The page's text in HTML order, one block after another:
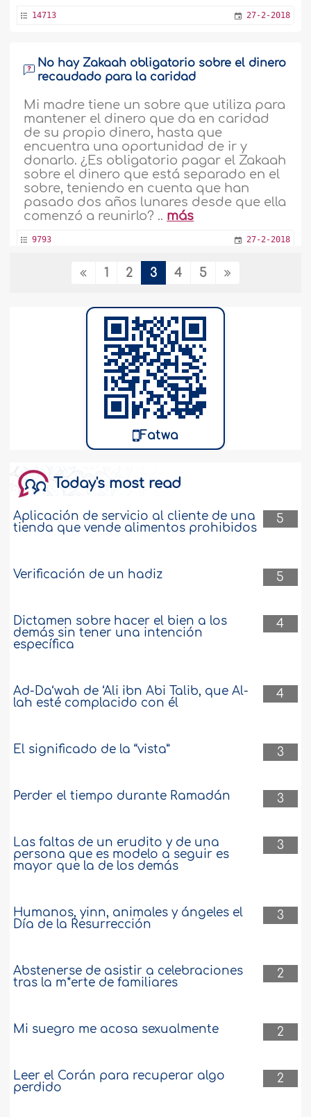
14713 27-2-2018
No hay Zakaah obligatorio sobre el dinero
recaudado para la caridad
Mi madre tiene un sobre que utiliza para
mantener el dinero que da en caridad
de su propio dinero, hasta que
encuentra una oportunidad de ir y
donarlo. ¿Es obligatorio pagar el Zakaah
sobre el dinero que está separado en el
sobre, teniendo en cuenta que han
pasado dos años lunares desde que ella
comenzó a reunirlo? .. más
9793 27-2-2018
Respuesta a quienes dicen que el Zakaah
¿Qué dicen ustedes de la opinión que
sostiene un grupo acerca de que el
Zakaah es obligatorio sobre la riqueza
solo una vez, lo que significa que si se
paga el Zakaah sobre oro o sobre una
suma de dinero en un año, y ese oro o
dinero se mantiene, entonces no hay
que pagar Zakaah sobre el mismo al año
siguiente, puesto que..más
Normas sobre pagar el Zakaah de un
patrimonio antes de distribuirlo
el Siempre Misericordioso. Una persona
murió, dejando hijos y un patrimonio
no ha sido distribuido todavía. ¿Cuál es
la norma de Zakaah respecto a este?
Que la paz y las bendiciones de..
su tía paterna. Este dinero no aumenta
de forma regular, y si hay un aumento,
alcanzado ahora el Nisaab pero no está
invertido. ¿Es obligatorio pagar Zakaah
por él? ..más
Norma acerca de pagar el Zakaah sobre
Hace seis años, mi padre me dio una
años, le dije por teléfono que quería
fideicomiso y que yo no tenía derecho a
pagar Zakaah sobre él. Tres años
1 2 3 4 5
Fatwa
Today's most read
5
Aplicación de servicio al cliente de una
tienda que vende alimentos prohibidos
5
Verificación de un hadiz
4
Dictamen sobre hacer el bien a los
demás sin tener una intención
específica
4
Ad-Da‘wah de ‘Ali ibn Abi Talib, que Al-
lah esté complacido con él
3
El significado de la “vista”
3
Perder el tiempo durante Ramadán
3
Las faltas de un erudito y de una
persona que es modelo a seguir es
mayor que la de los demás
3
Humanos, yinn, animales y ángeles el
Día de la Resurrección
2
Abstenerse de asistir a celebraciones
tras la m*erte de familiares
2
Mi suegro me acosa sexualmente
2
Leer el Corán para recuperar algo
perdido